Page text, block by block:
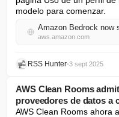
modelo para comenzar.
aws.amazon.com
RSS Hunter•3 sept 2025
AWS Clean Rooms
proveedores de datos a
AWS Clean Rooms ahora